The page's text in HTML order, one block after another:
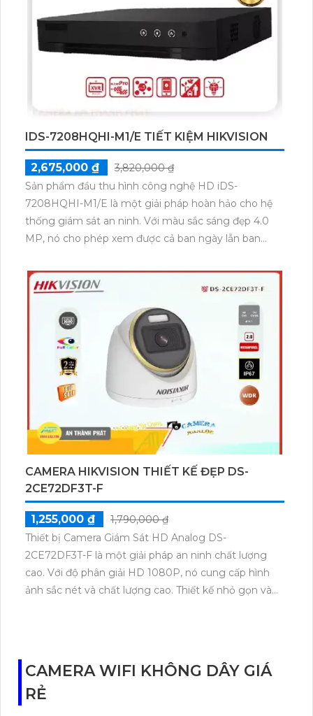
người dùng theo dõi từ xa mọi lúc mọi nơi một cách
thuận tiện. Việc lắp đặt combo này sẽ mang lại sự an
tâm và tiện lợi cho người sử dụng.
IDS-7208HQHI-M1/E TIẾT KIỆM HIKVISION
2,675,000 ₫
3,820,000 ₫
Sản phẩm đầu thu hình công nghệ HD iDS-
7208HQHI-M1/E là một giải pháp hoàn hảo cho hệ
thống giám sát an ninh. Với màu sắc sáng đẹp 4.0
MP, nó cho phép xem được cả ban ngày lẫn ban
AHD CVI TVI BCS, đầu thu này đảm bảo ít sự cố và
thêm 4 camera IP. Thiết kế đầu thu dạng box tinh tế
và đầu ghi 8 kênh. Đặc biệt, sản phẩm này còn tích
hợp chức năng công nghệ AI thông minh, mang đến
sự tiện lợi và an toàn cho người sử dụng.
CAMERA HIKVISION THIẾT KẾ ĐẸP DS-
2CE72DF3T-F
1,255,000 ₫
1,790,000 ₫
Thiết bị Camera Giám Sát HD Analog DS-
2CE72DF3T-F là một giải pháp an ninh chất lượng
cao. Với độ phân giải HD 1080P, nó cung cấp hình
ảnh sắc nét và chất lượng cao. Thiết kế nhỏ gọn và
chống lại các yếu tố môi trường khắc nghiệt. Với khả
năng quan sát ban đêm thông qua tính năng hồng
ngoại, DS-2CE72DF3T-F là sự lựa chọn lý tưởng để
CAMERA WIFI KHÔNG DÂY GIÁ
RẺ